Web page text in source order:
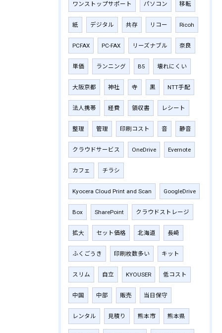
ワンストップサポート パソコン 移転
紙 デジタル 共存 リコー Ricoh
PCFAX PC-FAX リーズナブル 奈良
単価 ランニング B5 壊れにくい
大阪京都 神社 寺 黒 NTT手配
法人携帯 経費 領収書 レシート
整理 管理 印刷コスト 音 静音
クラウドサービス OneDrive Evernote
カフェ チラシ
Kyocera Cloud Print and Scan GoogleDrive
Box SharePoint クラウドストレージ
拡大 セット価格 北海道 長崎
ふくごうき 印刷枚数多い キット
スリム 自立 KYOUSER 低コスト
中国 中部 販売 当日保守
レンタル 見積り 熊本市 熊本県